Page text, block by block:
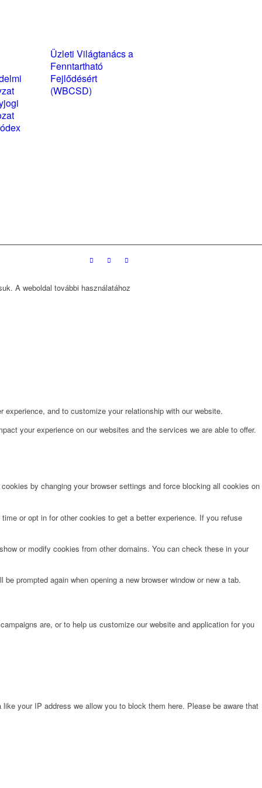
Üzleti Világtanács a
Fenntartható
Fejlődésért
(WBCSD)
A weboldal további használatához
and to customize your relationship with our website.
your experience on our websites and the services we are able to offer.
by changing your browser settings and force blocking all cookies on
or opt in for other cookies to get a better experience. If you refuse
or modify cookies from other domains. You can check these in your
prompted again when opening a new browser window or new a tab.
are, or to help us customize our website and application for you
your IP address we allow you to block them here. Please be aware that